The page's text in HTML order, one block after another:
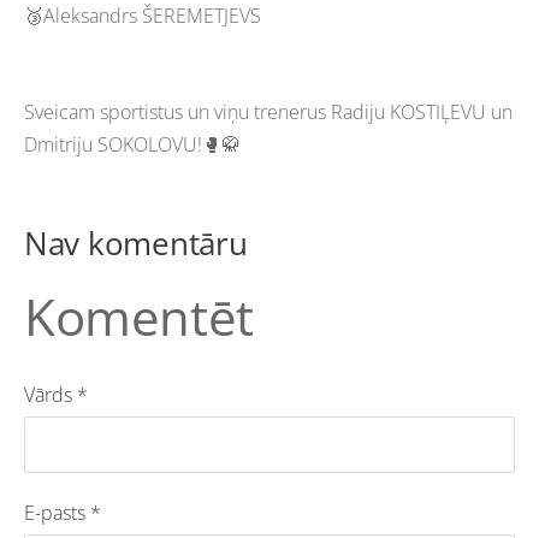
🥉Aleksandrs ŠEREMETJEVS
Sveicam sportistus un viņu trenerus Radiju KOSTIĻEVU un
Dmitriju SOKOLOVU!🥊🥋
Nav komentāru
Komentēt
Vārds *
E-pasts *